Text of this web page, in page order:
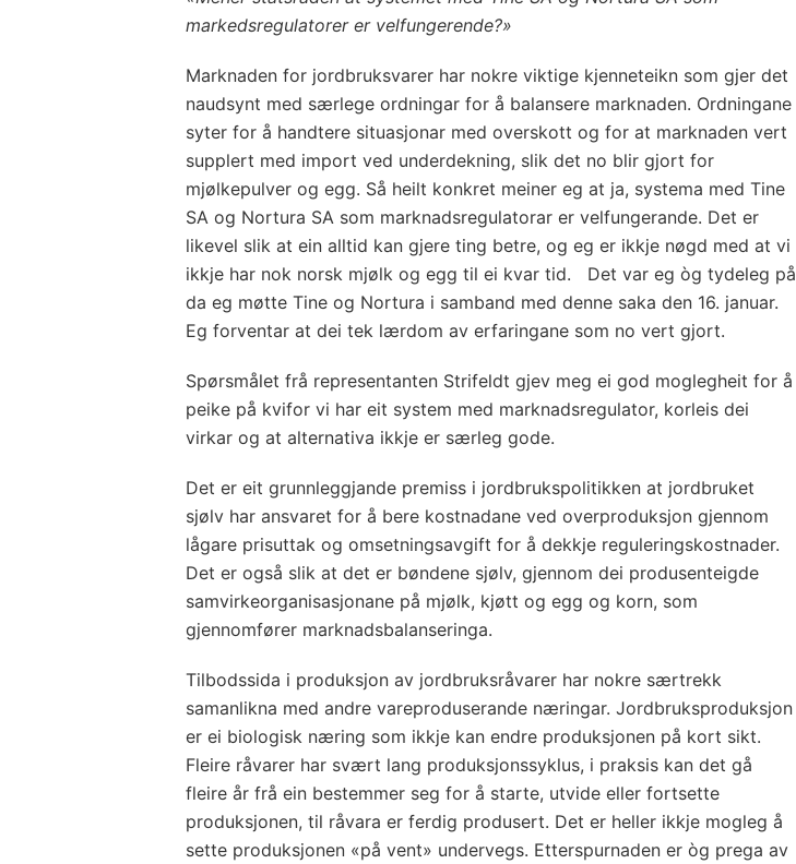
markedsregulatorer er velfungerende?»
Marknaden for jordbruksvarer har nokre viktige kjenneteikn som gjer det
naudsynt med særlege ordningar for å balansere marknaden. Ordningane
syter for å handtere situasjonar med overskott og for at marknaden vert
supplert med import ved underdekning, slik det no blir gjort for
mjølkepulver og egg. Så heilt konkret meiner eg at ja, systema med Tine
SA og Nortura SA som marknadsregulatorar er velfungerande. Det er
likevel slik at ein alltid kan gjere ting betre, og eg er ikkje nøgd med at vi
ikkje har nok norsk mjølk og egg til ei kvar tid. Det var eg òg tydeleg på
da eg møtte Tine og Nortura i samband med denne saka den 16. januar.
Eg forventar at dei tek lærdom av erfaringane som no vert gjort.
Spørsmålet frå representanten Strifeldt gjev meg ei god moglegheit for å
peike på kvifor vi har eit system med marknadsregulator, korleis dei
virkar og at alternativa ikkje er særleg gode.
Det er eit grunnleggjande premiss i jordbrukspolitikken at jordbruket
sjølv har ansvaret for å bere kostnadane ved overproduksjon gjennom
lågare prisuttak og omsetningsavgift for å dekkje reguleringskostnader.
Det er også slik at det er bøndene sjølv, gjennom dei produsenteigde
samvirkeorganisasjonane på mjølk, kjøtt og egg og korn, som
gjennomfører marknadsbalanseringa.
Tilbodssida i produksjon av jordbruksråvarer har nokre særtrekk
samanlikna med andre vareproduserande næringar. Jordbruksproduksjon
er ei biologisk næring som ikkje kan endre produksjonen på kort sikt.
Fleire råvarer har svært lang produksjonssyklus, i praksis kan det gå
fleire år frå ein bestemmer seg for å starte, utvide eller fortsette
produksjonen, til råvara er ferdig produsert. Det er heller ikkje mogleg å
sette produksjonen «på vent» undervegs. Etterspurnaden er òg prega av